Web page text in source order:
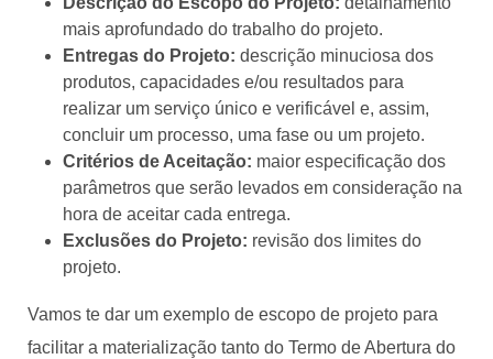
mais aprofundado do trabalho do projeto.
Entregas do Projeto: descrição minuciosa dos
produtos, capacidades e/ou resultados para
realizar um serviço único e verificável e, assim,
concluir um processo, uma fase ou um projeto.
Critérios de Aceitação: maior especificação dos
parâmetros que serão levados em consideração na
hora de aceitar cada entrega.
Exclusões do Projeto: revisão dos limites do
projeto.
Vamos te dar um exemplo de escopo de projeto para
facilitar a materialização tanto do Termo de Abertura do